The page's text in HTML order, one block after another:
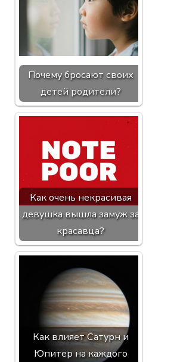
Почему бросают своих
детей родители?
Как очень некрасивая
девушка вышла замуж за
красавца?
Как влияет Сатурн и
Юпитер на каждого